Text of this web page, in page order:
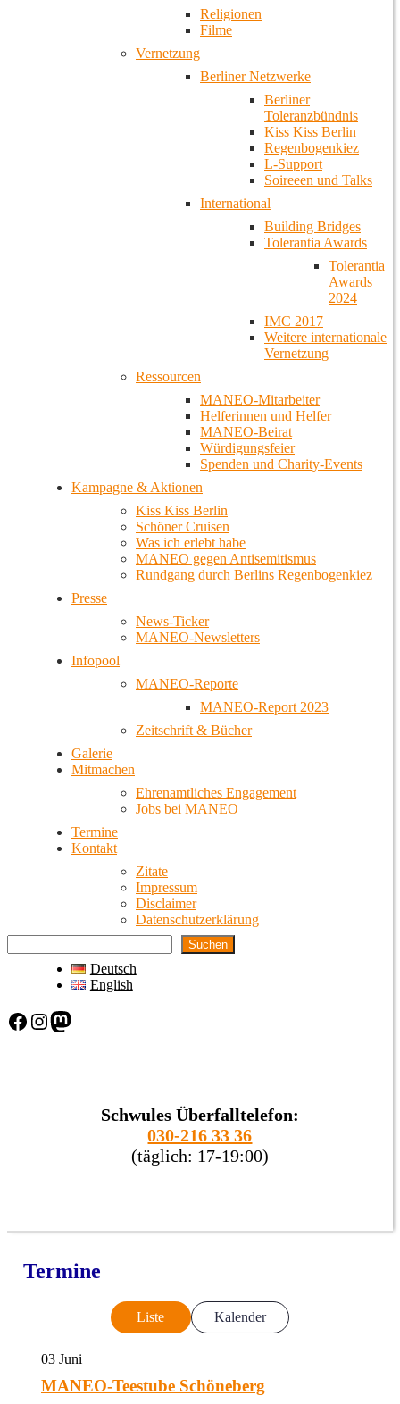
Religionen
Filme
Vernetzung
Berliner Netzwerke
Berliner
Toleranzbündnis
Kiss Kiss Berlin
Regenbogenkiez
L-Support
Soireeen und Talks
International
Building Bridges
Tolerantia Awards
Tolerantia
Awards
2024
IMC 2017
Weitere internationale
Vernetzung
Ressourcen
MANEO-Mitarbeiter
Helferinnen und Helfer
MANEO-Beirat
Würdigungsfeier
Spenden und Charity-Events
Kampagne & Aktionen
Kiss Kiss Berlin
Schöner Cruisen
Was ich erlebt habe
MANEO gegen Antisemitismus
Rundgang durch Berlins Regenbogenkiez
Presse
News-Ticker
MANEO-Newsletters
Infopool
MANEO-Reporte
MANEO-Report 2023
Zeitschrift & Bücher
Galerie
Mitmachen
Ehrenamtliches Engagement
Jobs bei MANEO
Termine
Kontakt
Zitate
Impressum
Disclaimer
Datenschutzerklärung
Suchen
Deutsch
English
Facebook Instagram Mastodon
Schwules Überfalltelefon:
030-216 33 36
(täglich: 17-19:00)
Termine
Liste Kalender
03 Juni
MANEO-Teestube Schöneberg